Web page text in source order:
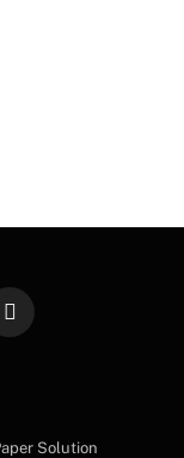
Pinterest
Solution